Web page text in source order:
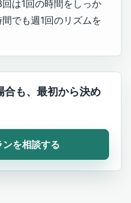
は1回の時間をしっか
でも週1回のリズムを
合も、最初から決め
ンを相談する